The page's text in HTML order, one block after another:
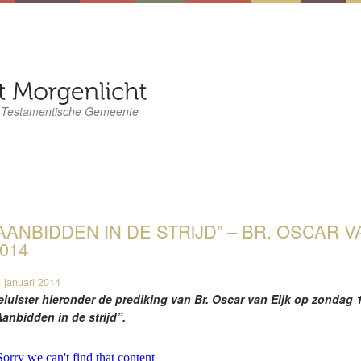
Gemeente
IN DE STRIJD” – BR. OSCAR
januari 2014
hieronder de prediking van Br. Oscar van Eijk op zondag
in de strijd”.